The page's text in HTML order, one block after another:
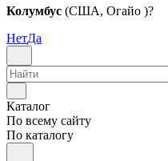
Колумбус (США, Огайо )?
НетДа
Каталог
По всему сайту
По каталогу